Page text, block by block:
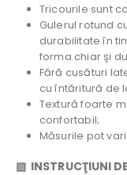
Tricourile sunt
Gulerul rotund
durabilitate în
forma chiar şi
Fără cusături
cu întăritură de
Textură foarte
confortabil;
Măsurile pot
▧ INSTRUCŢIUNI